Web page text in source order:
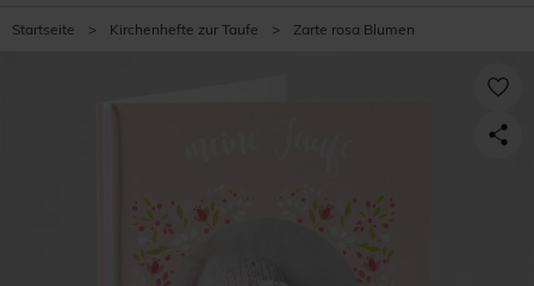
Startseite > Kirchenhefte zur Taufe > Zarte rosa Blumen